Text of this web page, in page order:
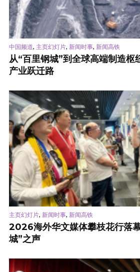
中国频道, 主页幻灯片, 新闻时事, 新闻高铁
从“百里钢城”到全球高端制造枢
产业跃迁路
主页幻灯片, 新闻时事, 新闻高铁
2026海外华文媒体攀枝花行落
城”之声